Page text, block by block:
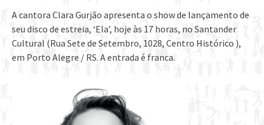
A cantora Clara Gurjão apresenta o show de lançamento de
seu disco de estreia, ‘Ela’, hoje às 17 horas, no Santander
Cultural (Rua Sete de Setembro, 1028, Centro Histórico ),
em Porto Alegre / RS. A entrada é franca.